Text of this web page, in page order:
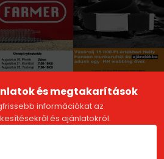
és megtakarítások
információkat az
és ajánlatokról.